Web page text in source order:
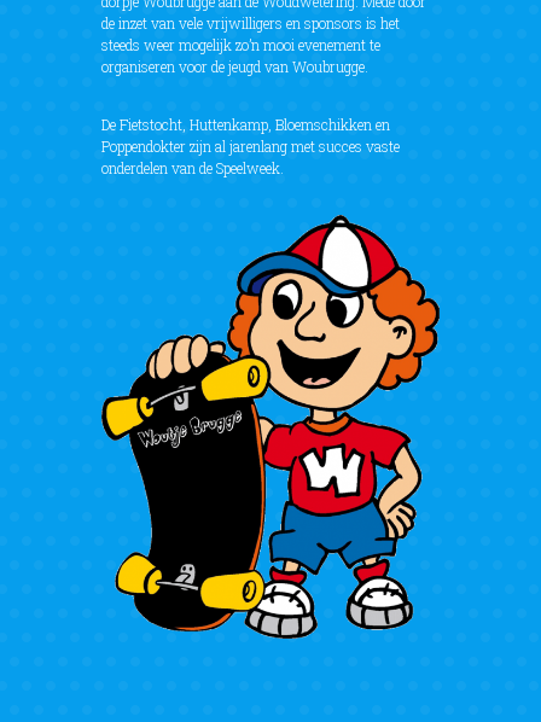
de inzet van vele vrijwilligers en sponsors is het
steeds weer mogelijk zo’n mooi evenement te
organiseren voor de jeugd van Woubrugge.
De Fietstocht, Huttenkamp, Bloemschikken en
Poppendokter zijn al jarenlang met succes vaste
onderdelen van de Speelweek.